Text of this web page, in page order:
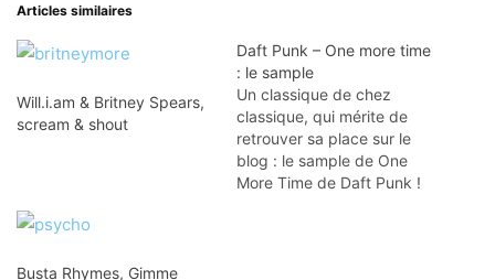
Articles similaires
Will.i.am & Britney Spears,
scream & shout
Daft Punk – One more time
: le sample
Un classique de chez
classique, qui mérite de
retrouver sa place sur le
blog : le sample de One
More Time de Daft Punk !
Busta Rhymes, Gimme